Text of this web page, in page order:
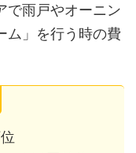
で雨戸やオーニン
ム」を行う時の費